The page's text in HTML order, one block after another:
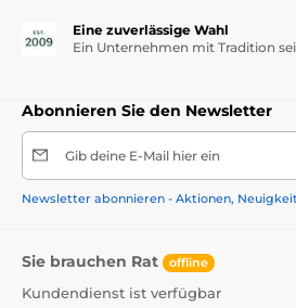
Eine zuverlässige Wahl
Ein Unternehmen mit Tradition
Abonnieren Sie den Newsletter
Gib deine E-Mail hier ein
Newsletter abonnieren - Aktionen,
Sie brauchen Rat offline
Kundendienst ist verfügbar